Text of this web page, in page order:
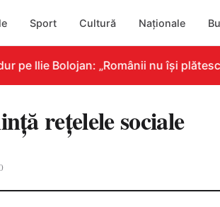
Sport Cultură Naționale
pe Ilie Bolojan: „Românii nu își
reţelele sociale